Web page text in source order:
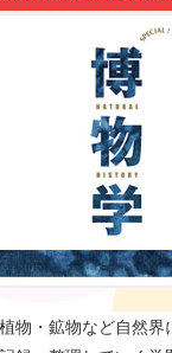
物・鉱物など自然界